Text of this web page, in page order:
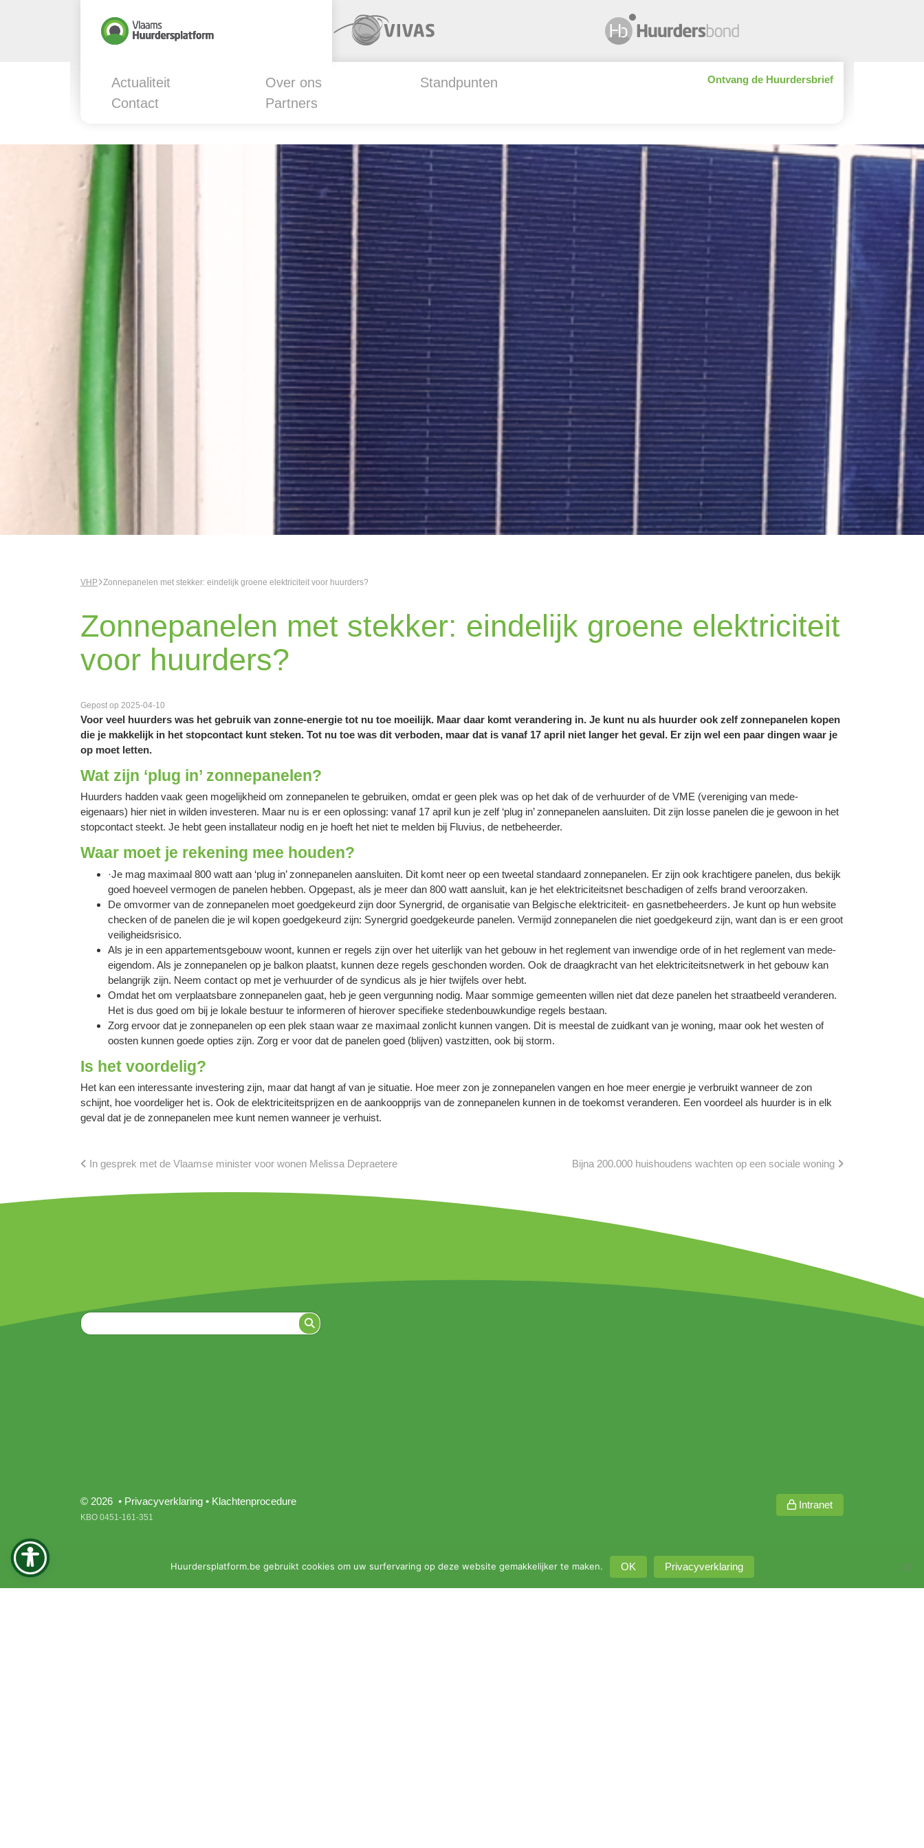
Actualiteit Over ons
Standpunten
Contact
Partners
Ontvang de Huurdersbrief
VHP Zonnepanelen met stekker: eindelijk groene elektriciteit voor huurders?
Zonnepanelen met stekker: eindelijk groene elektriciteit
voor huurders?
Gepost op 2025-04-10
Voor veel huurders was het gebruik van zonne-energie tot nu toe moeilijk. Maar daar komt verandering in. Je kunt nu als huurder ook zelf zonnepanelen kopen
die je makkelijk in het stopcontact kunt steken. Tot nu toe was dit verboden, maar dat is vanaf 17 april niet langer het geval. Er zijn wel een paar dingen waar je
op moet letten.
Wat zijn ‘plug in’ zonnepanelen?
Huurders hadden vaak geen mogelijkheid om zonnepanelen te gebruiken, omdat er geen plek was op het dak of de verhuurder of de VME (vereniging van mede-
eigenaars) hier niet in wilden investeren. Maar nu is er een oplossing: vanaf 17 april kun je zelf ‘plug in’ zonnepanelen aansluiten. Dit zijn losse panelen die je gewoon in het
stopcontact steekt. Je hebt geen installateur nodig en je hoeft het niet te melden bij Fluvius, de netbeheerder.
Waar moet je rekening mee houden?
·Je mag maximaal 800 watt aan ‘plug in’ zonnepanelen aansluiten. Dit komt neer op een tweetal standaard zonnepanelen. Er zijn ook krachtigere panelen, dus bekijk
goed hoeveel vermogen de panelen hebben. Opgepast, als je meer dan 800 watt aansluit, kan je het elektriciteitsnet beschadigen of zelfs brand veroorzaken.
De omvormer van de zonnepanelen moet goedgekeurd zijn door Synergrid, de organisatie van Belgische elektriciteit- en gasnetbeheerders. Je kunt op hun website
checken of de panelen die je wil kopen goedgekeurd zijn: Synergrid goedgekeurde panelen. Vermijd zonnepanelen die niet goedgekeurd zijn, want dan is er een groot
veiligheidsrisico.
Als je in een appartementsgebouw woont, kunnen er regels zijn over het uiterlijk van het gebouw in het reglement van inwendige orde of in het reglement van mede-
eigendom. Als je zonnepanelen op je balkon plaatst, kunnen deze regels geschonden worden. Ook de draagkracht van het elektriciteitsnetwerk in het gebouw kan
belangrijk zijn. Neem contact op met je verhuurder of de syndicus als je hier twijfels over hebt.
Omdat het om verplaatsbare zonnepanelen gaat, heb je geen vergunning nodig. Maar sommige gemeenten willen niet dat deze panelen het straatbeeld veranderen.
Het is dus goed om bij je lokale bestuur te informeren of hierover specifieke stedenbouwkundige regels bestaan.
Zorg ervoor dat je zonnepanelen op een plek staan waar ze maximaal zonlicht kunnen vangen. Dit is meestal de zuidkant van je woning, maar ook het westen of
oosten kunnen goede opties zijn. Zorg er voor dat de panelen goed (blijven) vastzitten, ook bij storm.
Is het voordelig?
Het kan een interessante investering zijn, maar dat hangt af van je situatie. Hoe meer zon je zonnepanelen vangen en hoe meer energie je verbruikt wanneer de zon
schijnt, hoe voordeliger het is. Ook de elektriciteitsprijzen en de aankoopprijs van de zonnepanelen kunnen in de toekomst veranderen. Een voordeel als huurder is in elk
geval dat je de zonnepanelen mee kunt nemen wanneer je verhuist.
In gesprek met de Vlaamse minister voor wonen Melissa Depraetere Bijna 200.000 huishoudens wachten op een sociale woning
© 2026 • Privacyverklaring • Klachtenprocedure
KBO 0451-161-351
Intranet
Huurdersplatform.be gebruikt cookies om uw surfervaring op deze website gemakkelijker te maken. OK Privacyverklaring